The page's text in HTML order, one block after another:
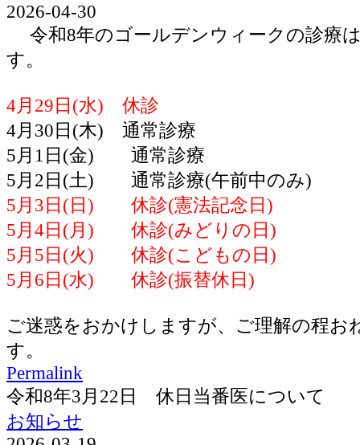
2026-04-30
令和8年のゴールデンウィークの診療
す。
4月29日(水) 休診
4月30日(木) 通常診療
5月1日(金) 通常診療
5月2日(土) 通常診療(午前中のみ)
5月3日(日) 休診(憲法記念日)
5月4日(月) 休診(みどりの日)
5月5日(火) 休診(こどもの日)
5月6日(水) 休診(振替休日)
ご迷惑をおかけしますが、ご理解の程お
す。
Permalink
令和8年3月22日 休日当番医について
お知らせ